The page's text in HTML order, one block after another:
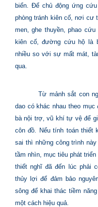
biển. Để chủ động ứng
phòng tránh kiên cố, nơi cư
men, ghe thuyền, phao
kiên cố, đường cứu hộ là
nhiều so với sự mất mát,
qua.
Từ mảnh sắt con
dao có khác nhau theo
bà nội trợ, vũ khí tự vệ để
côn đồ. Nếu tính toán thiết
sai thì những công trình
tầm nhìn, mục tiêu phát
thiết nghĩ đã đến lúc phải
thủy lợi để đảm bảo
sông để khai thác tiềm
một cách hiệu quả.